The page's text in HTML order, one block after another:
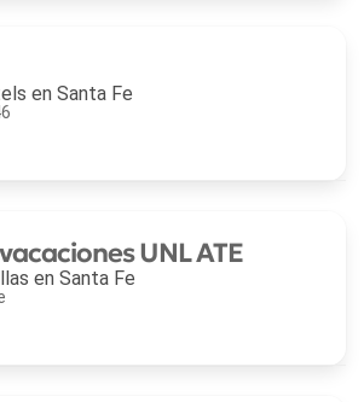
en Santa Fe
UNL ATE
en Santa Fe